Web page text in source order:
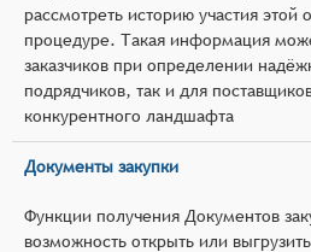
рассмотреть историю участия этой
процедуре. Такая информация
заказчиков при определении
подрядчиков, так и для
конкурентного ландшафта
Документы закупки
Функции получения Документов
возможность открыть или